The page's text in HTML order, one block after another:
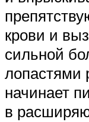
крови и
сильной
лопастями
начинает
в